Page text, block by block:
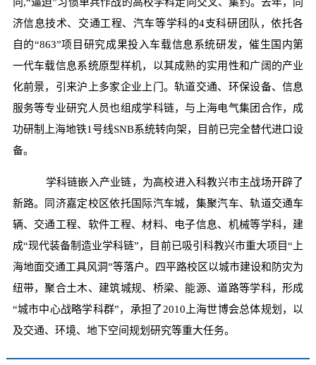
向,“逼迫”习惯单兵作战的高校学科走向交叉、集约。去年，同
济信息技术、交通工程、汽车等学科的4支科研团队，依托各
自的“863”项目研究成果投入车载信息系统研发，催生国内第
一代车载信息系统原型样机，以其成熟的实用性和广阔的产业
化前景，引来沪上多家企业上门。轨道交通、环保设备、信息
服务等专业研究人员也组成学科链，与上海电气集团合作，成
功研制上海地铁1号线SNB系统转向架，目前已完全替代进口设
备。
学科链嵌入产业链，为高校进入科教兴市主战场开辟了
新路。同济嘉定校区依托国际汽车城，集聚汽车、轨道交通车
辆、交通工程、软件工程、材料、电子信息、机械等学科，建
成“现代装备制造业学科链”，目前已吸引科教兴市重大项目“上
海地面交通工具风洞”等落户。四平路校区以城市建设和防灾为
纽带，聚合土木、建筑城规、桥梁、能源、道路等学科，形成
“城市中心战略学科群”，承担了2010上海世博会总体规划，以
及交通、环境、地下空间规划研究等重大任务。